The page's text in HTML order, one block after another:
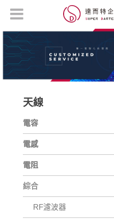
天線
電容
電感
電阻
綜合
RF濾波器